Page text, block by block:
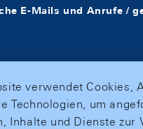
E-Mails und Anrufe /
verwendet Cookies,
Technologien, um
Inhalte und Dienste zur